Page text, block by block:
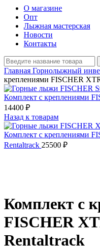
О магазине
Опт
Лыжная мастерская
Новости
Контакты
Главная Горнолыжный
креплениями FISCHER
Комплект с креплениями
14400 ₽
Назад к товарам
Комплект с креплениями
Rentaltrack 25500 ₽
Комплект с
FISCHER
Rentaltrack